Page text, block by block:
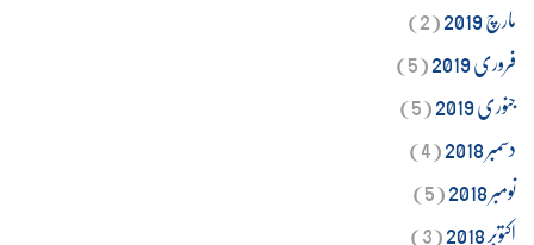
مارچ 2019
(2)
فروری 2019
(5)
جنوری 2019
(5)
دسمبر 2018
(4)
نومبر 2018
(5)
اکتوبر 2018
(3)